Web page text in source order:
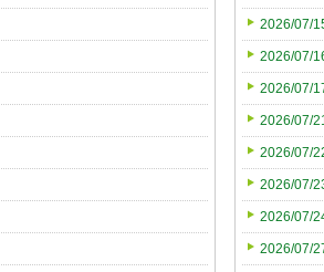
2026/07/
2026/07/
2026/07/
2026/07/21
2026/07/
2026/07/
2026/07/
2026/07/